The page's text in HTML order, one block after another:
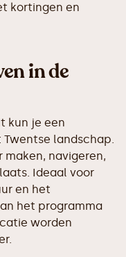
kortingen en
in de
kun je een
landschap.
maken, navigeren,
Ideaal voor
en het
het programma
worden